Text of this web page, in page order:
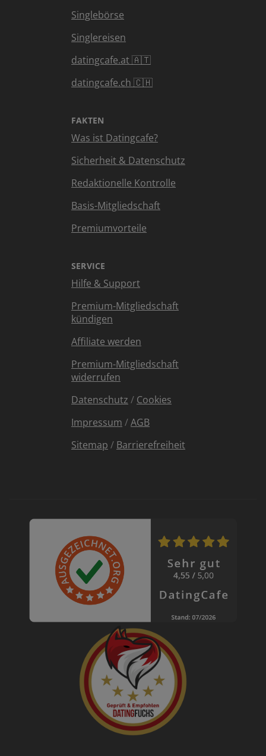
Singlebörse
Singlereisen
datingcafe.at 🇦🇹
datingcafe.ch 🇨🇭
FAKTEN
Was ist Datingcafe?
Sicherheit & Datenschutz
Redaktionelle Kontrolle
Basis-Mitgliedschaft
Premiumvorteile
SERVICE
Hilfe & Support
Premium-Mitgliedschaft
kündigen
Affiliate werden
Premium-Mitgliedschaft
widerrufen
Datenschutz / Cookies
Impressum /AGB
Sitemap / Barrierefreiheit